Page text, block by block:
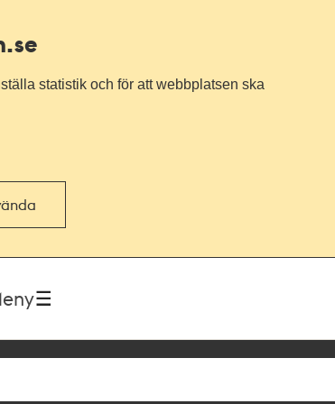
statistik och för att webbplatsen ska